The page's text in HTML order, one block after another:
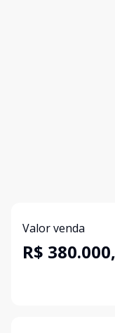
Valor venda
R$